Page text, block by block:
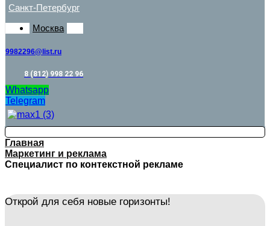
Санкт-Петербург
Москва
9982296@list.ru
8 (812) 998 22 96
Whatsapp
Telegram
Главная
Маркетинг и реклама
Специалист по контекстной рекламе
Открой для себя новые горизонты!